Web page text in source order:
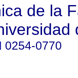
de la
0254-0770